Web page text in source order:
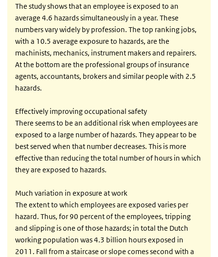
The study shows that an employee is exposed to an
average 4.6 hazards simultaneously in a year. These
numbers vary widely by profession. The top ranking jobs,
with a 10.5 average exposure to hazards, are the
machinists, mechanics, instrument makers and repairers.
At the bottom are the professional groups of insurance
agents, accountants, brokers and similar people with 2.5
hazards.
Effectively improving occupational safety
There seems to be an additional risk when employees are
exposed to a large number of hazards. They appear to be
best served when that number decreases. This is more
effective than reducing the total number of hours in which
they are exposed to hazards.
Much variation in exposure at work
The extent to which employees are exposed varies per
hazard. Thus, for 90 percent of the employees, tripping
and slipping is one of those hazards; in total the Dutch
working population was 4.3 billion hours exposed in
2011. Fall from a staircase or slope comes second with a